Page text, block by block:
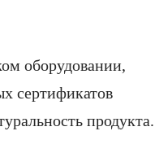
оборудовании,
сертификатов
продукта.